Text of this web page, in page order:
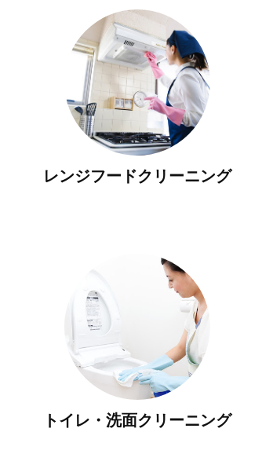
レンジフードクリーニング
トイレ・洗面クリーニング